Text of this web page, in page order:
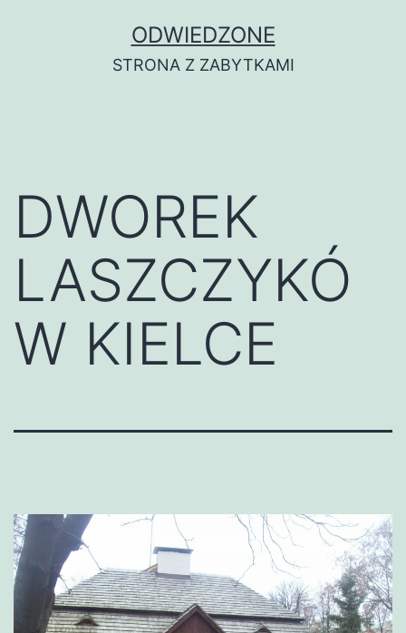
ODWIEDZONE
STRONA Z ZABYTKAMI
DWOREK
LASZCZYKÓ
W KIELCE